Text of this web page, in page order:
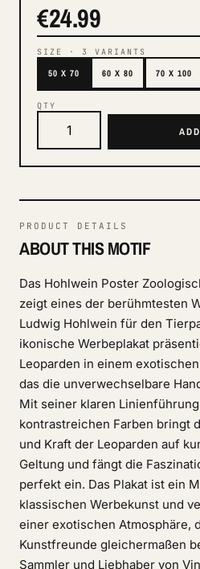
€24.99
SIZE · 3 VARIANTS
50 X 70 60 X 80 70 X 100
QTY
PRODUCT DETAILS
ABOUT THIS MOTIF
Das Hohlwein Poster
zeigt eines der berühmtesten
Ludwig Hohlwein für den
ikonische Werbeplakat
Leoparden in einem
das die unverwechselbare
Mit seiner klaren
kontrastreichen Farben bringt
und Kraft der Leoparden auf
Geltung und fängt die
perfekt ein. Das Plakat ist ein
klassischen Werbekunst und
einer exotischen Atmosphäre,
Kunstfreunde gleichermaßen
Sammler und Liebhaber von